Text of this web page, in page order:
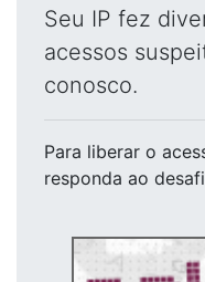
Seu IP fez
acessos
conosco.
Para liberar o
responda ao